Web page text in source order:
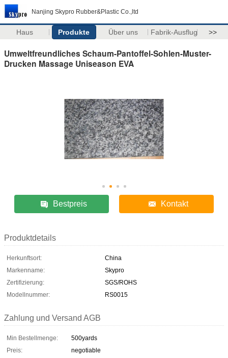
Nanjing Skypro Rubber&Plastic Co.,ltd
Haus Produkte Über uns Fabrik-Ausflug >>
Umweltfreundliches Schaum-Pantoffel-Sohlen-Muster-
Drucken Massage Uniseason EVA
Bestpreis Kontakt
Produktdetails
Herkunftsort:
China
Markenname:
Skypro
Zertifizierung:
SGS/ROHS
Modellnummer:
RS0015
Zahlung und Versand AGB
Min Bestellmenge:
500yards
Preis:
negotiable